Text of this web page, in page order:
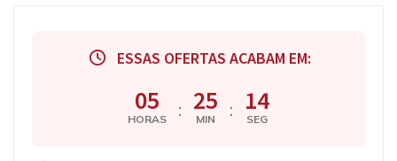
ESSAS OFERTAS ACABAM EM:
05
HORAS : 25
MIN : 13
SEG